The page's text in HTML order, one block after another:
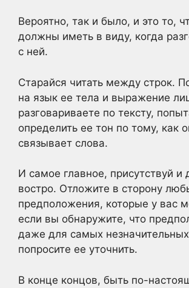
Вероятно, так и было, и это то,
должны иметь в виду, когда
с ней.
Старайся читать между строк.
на язык ее тела и выражение
разговариваете по тексту,
определить ее тон по тому, как
связывает слова.
И самое главное, присутствуй и
востро. Отложите в сторону
предположения, которые у вас
если вы обнаружите, что
даже для самых
попросите ее уточнить.
В конце концов, быть по-